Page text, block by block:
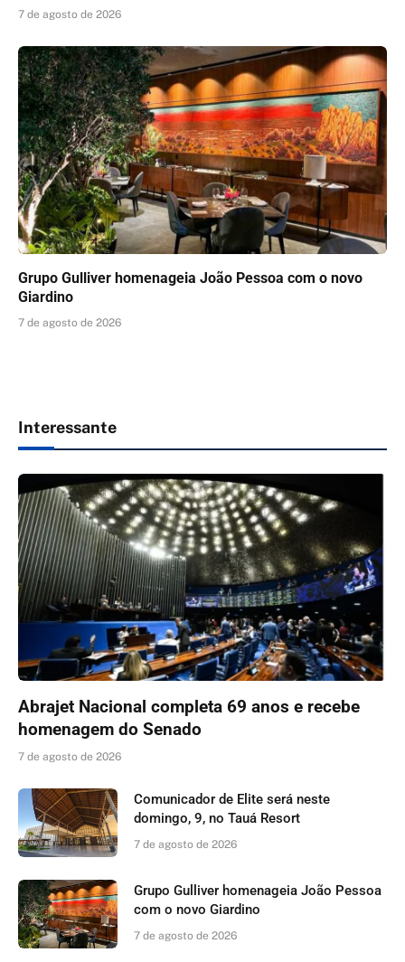
7 de agosto de 2026
Grupo Gulliver homenageia João Pessoa com o novo
Giardino
7 de agosto de 2026
Interessante
Abrajet Nacional completa 69 anos e recebe
homenagem do Senado
7 de agosto de 2026
Comunicador de Elite será neste
domingo, 9, no Tauá Resort
7 de agosto de 2026
Grupo Gulliver homenageia João Pessoa
com o novo Giardino
7 de agosto de 2026